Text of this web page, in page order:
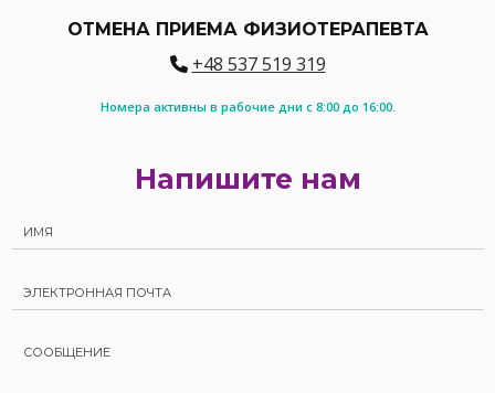
ОТМЕНА ПРИЕМА ФИЗИОТЕРАПЕВТА
+48 537 519 319
Номера активны в рабочие дни с 8:00 до 16:00.
Напишите нам